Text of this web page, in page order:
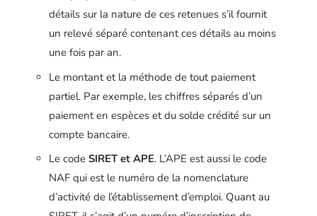
détails sur la nature de ces retenues s’il fournit
un relevé séparé contenant ces détails au moins
une fois par an.
Le montant et la méthode de tout paiement
partiel. Par exemple, les chiffres séparés d’un
paiement en espèces et du solde crédité sur un
compte bancaire.
Le code SIRET et APE. L’APE est aussi le code
NAF qui est le numéro de la nomenclature
d’activité de l’établissement d’emploi. Quant au